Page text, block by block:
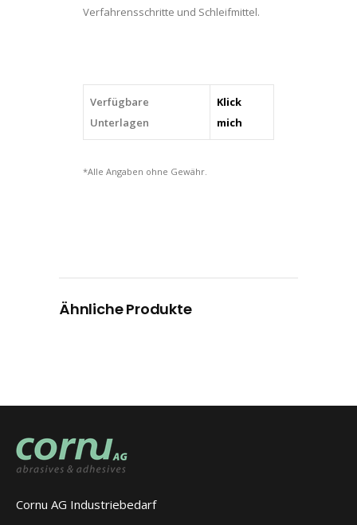
Verfahrensschritte und Schleifmittel.
Verfügbare
Unterlagen
Klick
mich
*Alle Angaben ohne Gewähr.
Ähnliche Produkte
Cornu AG Industriebedarf